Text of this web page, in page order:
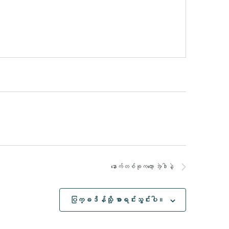
နောက်တစ်ခုကတော့ အဲ့ဒါနဲ့
ပြက္ခဒိန်သို့ စာရင်းသွင်းပါ။